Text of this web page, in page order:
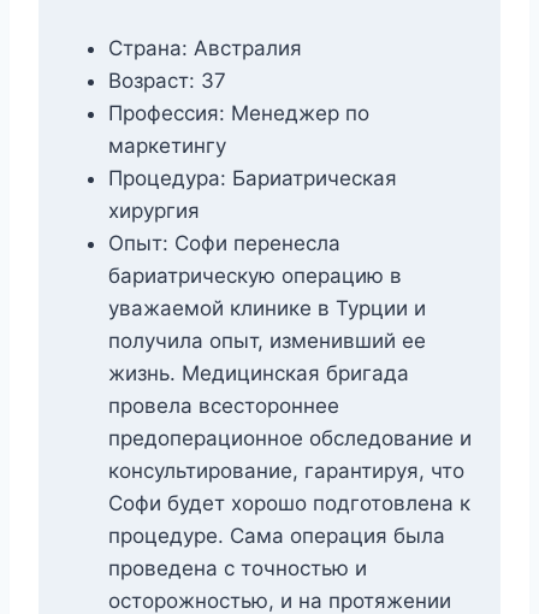
Страна: Австралия
Возраст: 37
Профессия: Менеджер по
маркетингу
Процедура: Бариатрическая
хирургия
Опыт: Софи перенесла
бариатрическую операцию в
уважаемой клинике в Турции и
получила опыт, изменивший ее
жизнь. Медицинская бригада
провела всестороннее
предоперационное обследование и
консультирование, гарантируя, что
Софи будет хорошо подготовлена ​​к
процедуре. Сама операция была
проведена с точностью и
осторожностью, и на протяжении